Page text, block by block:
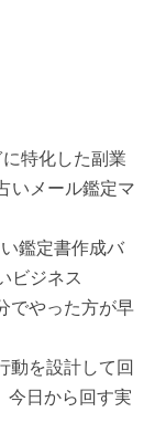
特化した副業
いメール鑑定マ
鑑定書作成バ
ビジネス
でやった方が早
動を設計して回
今日から回す実